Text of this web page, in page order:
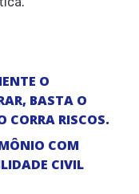
O
BASTA O
CORRA RISCOS.
COM
CIVIL